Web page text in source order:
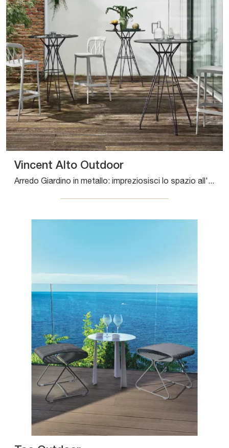
Vincent Alto Outdoor
Arredo Giardino in metallo: impreziosisci lo spazio all'aperto con tante opzioni di tavoli da giardino del marchio Bontempi.